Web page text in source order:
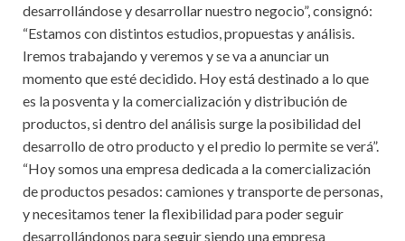
desarrollándose y desarrollar nuestro negocio”, consignó:
“Estamos con distintos estudios, propuestas y análisis.
Iremos trabajando y veremos y se va a anunciar un
momento que esté decidido. Hoy está destinado a lo que
es la posventa y la comercialización y distribución de
productos, si dentro del análisis surge la posibilidad del
desarrollo de otro producto y el predio lo permite se verá”.
“Hoy somos una empresa dedicada a la comercialización
de productos pesados: camiones y transporte de personas,
y necesitamos tener la flexibilidad para poder seguir
desarrollándonos para seguir siendo una empresa